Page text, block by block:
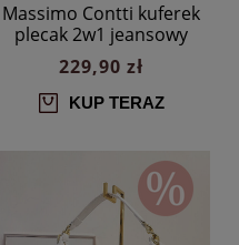
Massimo Contti kuferek
plecak 2w1 jeansowy
perły zip
229,90 zł
KUP TERAZ